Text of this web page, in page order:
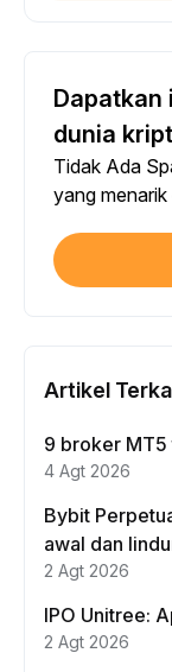
dunia
Tidak Ada
yang
Artikel
9 broker
4 Agt 2026
Bybit
awal dan
2 Agt 2026
IPO Unitree:
2 Agt 2026